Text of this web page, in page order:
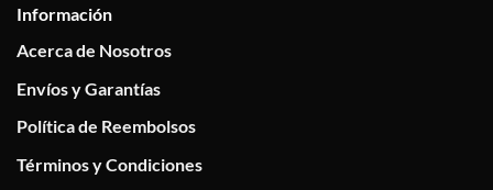
Información
Acerca de Nosotros
Envíos y Garantías
Política de Reembolsos
Términos y Condiciones